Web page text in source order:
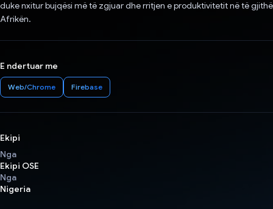
duke nxitur bujqësi më të zgjuar dhe rritjen e produktivitetit në të gjithë
Afrikën.
E ndertuar me
Web/Chrome Firebase
Ekipi
Nga
Ekipi OSE
Nga
Nigeria